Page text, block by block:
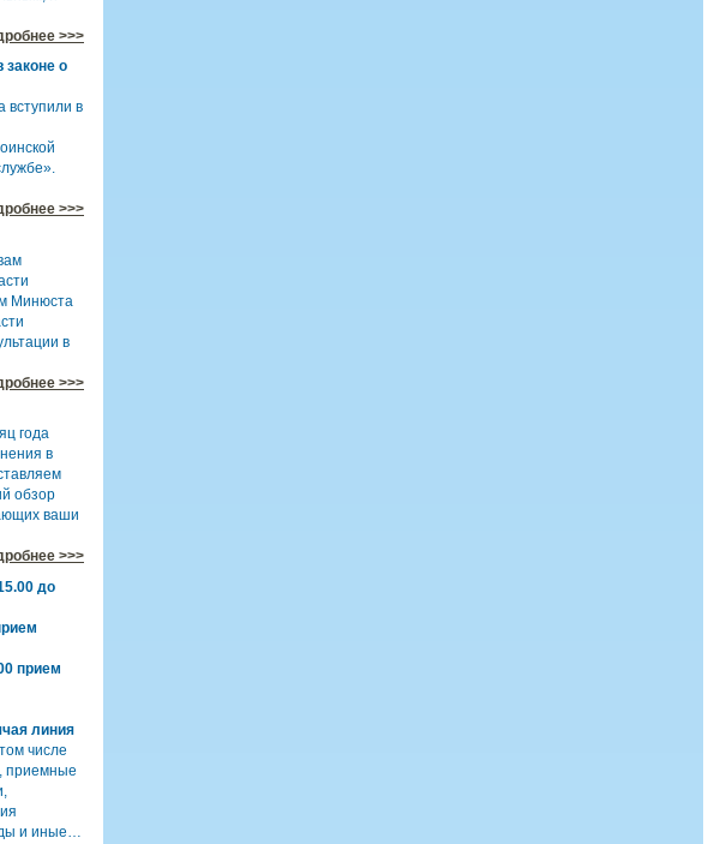
>>>
законе о
вступили в
>>>
Минюста
в
>>>
года
в
обзор
ваши
>>>
до
прием
линия
числе
приемные
и иные…